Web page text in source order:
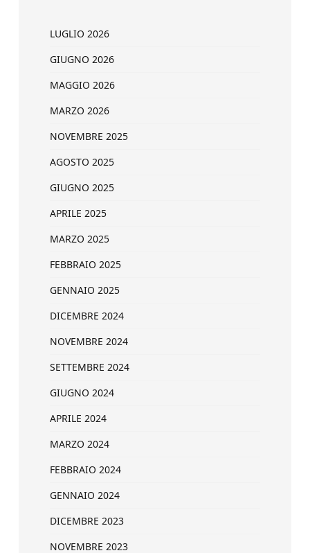
LUGLIO 2026
GIUGNO 2026
MAGGIO 2026
MARZO 2026
NOVEMBRE 2025
AGOSTO 2025
GIUGNO 2025
APRILE 2025
MARZO 2025
FEBBRAIO 2025
GENNAIO 2025
DICEMBRE 2024
NOVEMBRE 2024
SETTEMBRE 2024
GIUGNO 2024
APRILE 2024
MARZO 2024
FEBBRAIO 2024
GENNAIO 2024
DICEMBRE 2023
NOVEMBRE 2023